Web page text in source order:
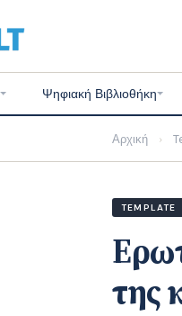
Ψηφιακή Βιβλιοθήκη
Αρχική ›
TEMPLATE
της